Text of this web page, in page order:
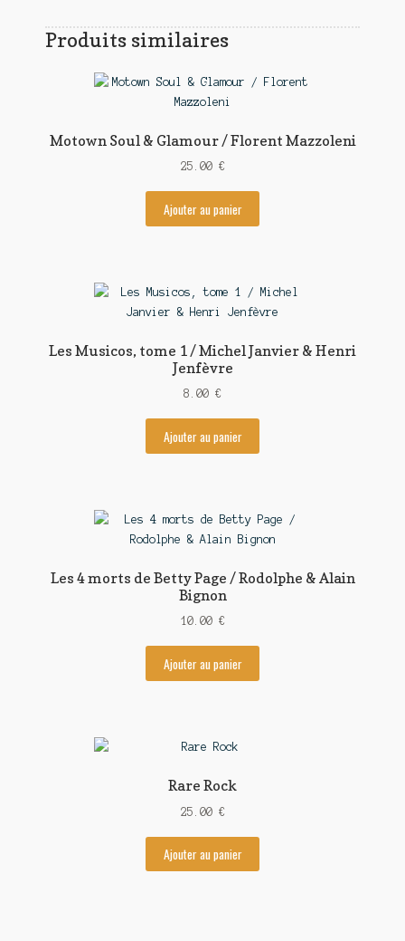
Produits similaires
Motown Soul & Glamour / Florent Mazzoleni
25.00 €
Ajouter au panier
Les Musicos, tome 1 / Michel Janvier & Henri
Jenfèvre
8.00 €
Ajouter au panier
Les 4 morts de Betty Page / Rodolphe & Alain
Bignon
10.00 €
Ajouter au panier
Rare Rock
25.00 €
Ajouter au panier